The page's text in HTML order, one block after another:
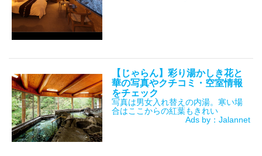
【じゃらん】彩り湯かしき花と
華の写真やクチコミ・空室情報
をチェック
写真は男女入れ替えの内湯。寒い場
合はここからの紅葉もきれい
Ads by：Jalannet